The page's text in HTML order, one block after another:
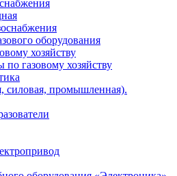
оборудования
хозяйству
газовому хозяйству
силовая, промышленная).